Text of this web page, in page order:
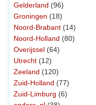
Gelderland (96)
Groningen (18)
Noord-Brabant (14)
Noord-Holland (80)
Overijssel (64)
Utrecht (12)
Zeeland (120)
Zuid-Holland (77)
Zuid-Limburg (6)